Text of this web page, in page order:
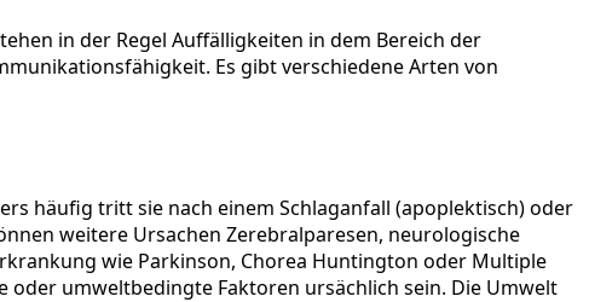
in der Regel Auffälligkeiten in dem Bereich der
Es gibt verschiedene Arten von
häufig tritt sie nach einem Schlaganfall (apoplektisch) oder
weitere Ursachen Zerebralparesen, neurologische
wie Parkinson, Chorea Huntington oder Multiple
oder umweltbedingte Faktoren ursächlich sein. Die Umwelt